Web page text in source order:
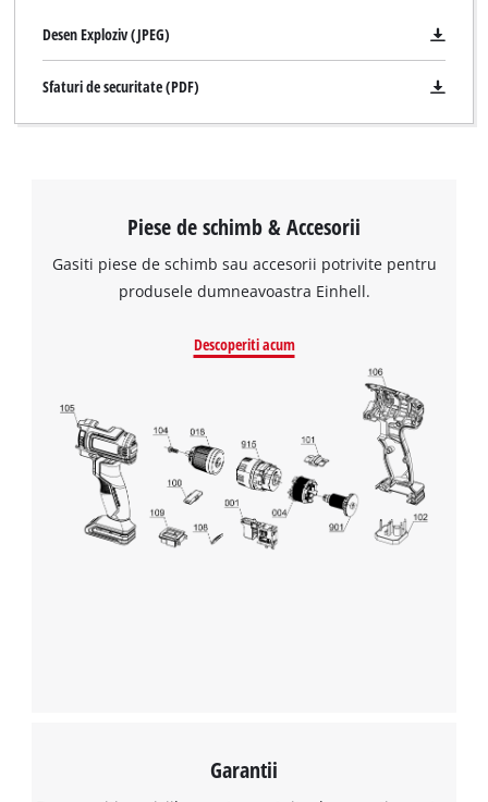
Avem nevoie de acordul dvs. pentru a
incarca serviciul Google Maps!
This content is not permitted to load due
to trackers that are not disclosed to the
visitor. The website owner needs to setup
the site with their CMP to add this content
to the list of technologies used.
Powered byUsercentrics Consent
Desen Exploziv (JPEG)
Sfaturi de securitate (PDF)
Piese de schimb & Accesorii
Gasiti piese de schimb sau accesorii potrivite pentru
produsele dumneavoastra Einhell.
Descoperiti acum
Garantii